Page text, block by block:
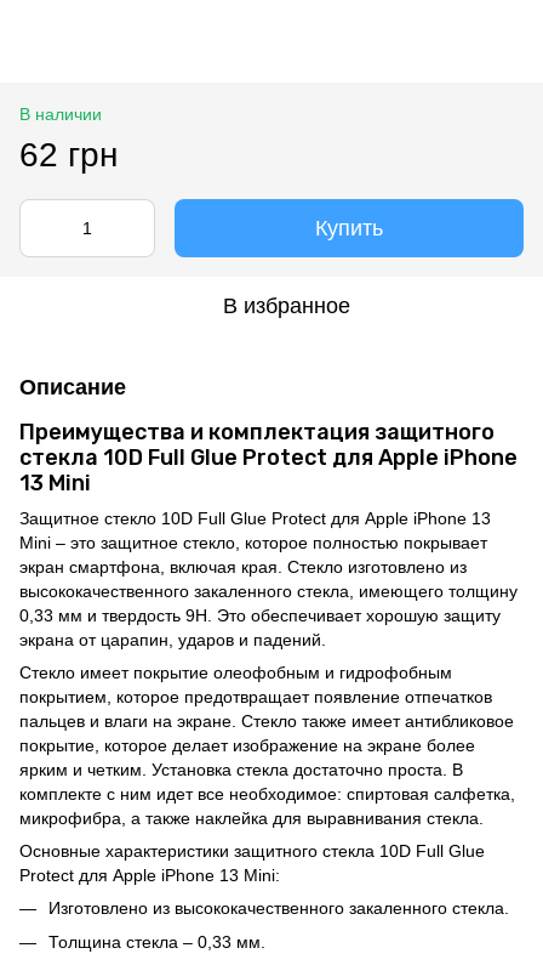
В наличии
62 грн
Купить
В избранное
Описание
Преимущества и комплектация защитного
стекла 10D Full Glue Protect для Apple iPhone
13 Mini
Защитное стекло 10D Full Glue Protect для Apple iPhone 13
Mini – это защитное стекло, которое полностью покрывает
экран смартфона, включая края. Стекло изготовлено из
высококачественного закаленного стекла, имеющего толщину
0,33 мм и твердость 9H. Это обеспечивает хорошую защиту
экрана от царапин, ударов и падений.
Стекло имеет покрытие олеофобным и гидрофобным
покрытием, которое предотвращает появление отпечатков
пальцев и влаги на экране. Стекло также имеет антибликовое
покрытие, которое делает изображение на экране более
ярким и четким. Установка стекла достаточно проста. В
комплекте с ним идет все необходимое: спиртовая салфетка,
микрофибра, а также наклейка для выравнивания стекла.
Основные характеристики защитного стекла 10D Full Glue
Protect для Apple iPhone 13 Mini:
Изготовлено из высококачественного закаленного стекла.
Толщина стекла – 0,33 мм.